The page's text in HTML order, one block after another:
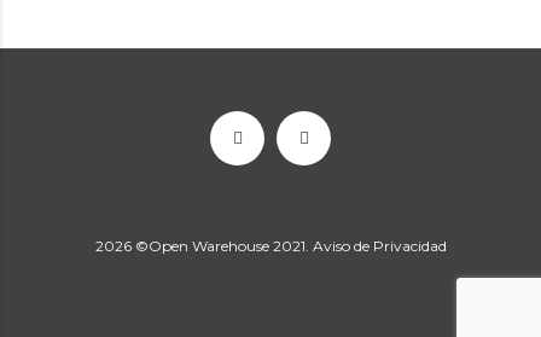
2026 ©Open Warehouse 2021. Aviso de Privacidad